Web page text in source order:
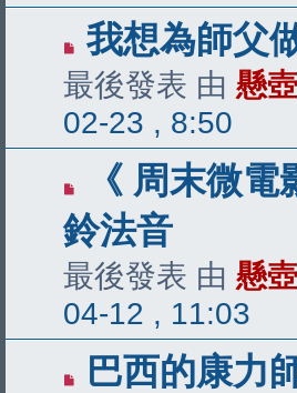
我想為師父
最後發表 由 懸
02-23 , 8:50
《 周末微
鈴法音
最後發表 由 懸
04-12 , 11:03
巴西的康力